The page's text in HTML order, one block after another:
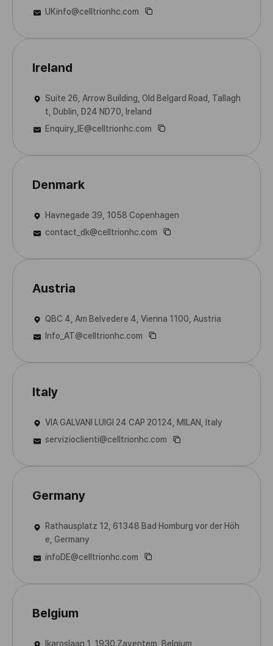
UKinfo@celltrionhc.com
Ireland
Suite 26, Arrow Building, Old Belgard Road, Tallagh
t, Dublin, D24 ND70, Ireland
Enquiry_IE@celltrionhc.com
Denmark
Havnegade 39, 1058 Copenhagen
contact_dk@celltrionhc.com
Austria
QBC 4, Am Belvedere 4, Vienna 1100, Austria
Info_AT@celltrionhc.com
Italy
VIA GALVANI LUIGI 24 CAP 20124, MILAN, Italy
servizioclienti@celltrionhc.com
Germany
Rathausplatz 12, 61348 Bad Homburg vor der Höh
e, Germany
infoDE@celltrionhc.com
Belgium
Ikaroslaan 1, 1930 Zaventem, Belgium